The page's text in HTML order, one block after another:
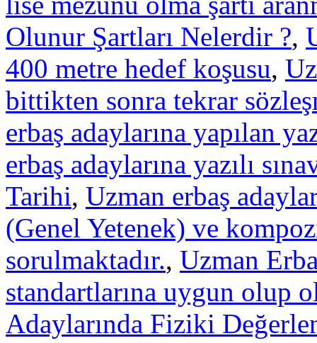
Olunur Şartları Nelerdir ?,
400 metre hedef koşusu,
bittikten sonra tekrar
erbaş adaylarına yapılan
erbaş adaylarına yazılı
Tarihi, Uzman erbaş
(Genel Yetenek) ve
sorulmaktadır., Uzman
standartlarına uygun olup
Adaylarında Fiziki